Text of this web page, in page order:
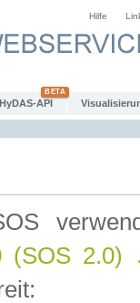
Hilfe
HyDAS-API
(SOS 2.0)